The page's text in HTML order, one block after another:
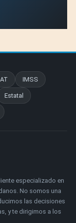
IMSS
Estatal
especializado en
No somos una
las decisiones
y te dirigimos a los